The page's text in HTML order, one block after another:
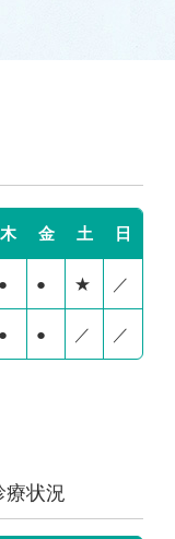
木 金 土 日
● ● ★ ／
● ● ／ ／
療状況